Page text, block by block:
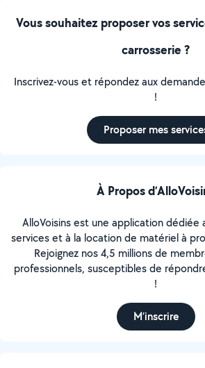
Vous souhaitez proposer vos
carrosserie ?
Inscrivez-vous et répondez aux
!
Proposer mes
À Propos
AlloVoisins est une application dédiée
services et à la location de matériel à
Rejoignez nos 4,5 millions de
professionnels, susceptibles de
!
M’inscrire